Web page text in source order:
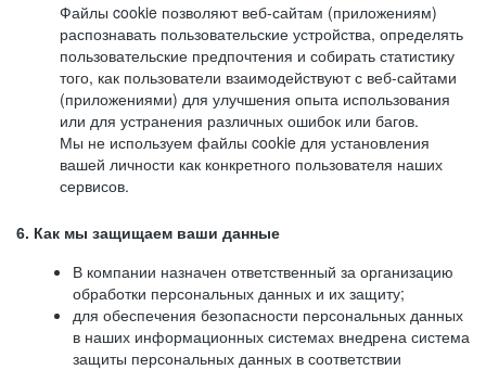
Файлы cookie позволяют веб-сайтам (приложениям)
распознавать пользовательские устройства, определять
пользовательские предпочтения и собирать статистику
того, как пользователи взаимодействуют с веб-сайтами
(приложениями) для улучшения опыта использования
или для устранения различных ошибок или багов.
Мы не используем файлы cookie для установления
вашей личности как конкретного пользователя наших
сервисов.
6. Как мы защищаем ваши данные
В компании назначен ответственный за организацию
обработки персональных данных и их защиту;
для обеспечения безопасности персональных данных
в наших информационных системах внедрена система
защиты персональных данных в соответствии